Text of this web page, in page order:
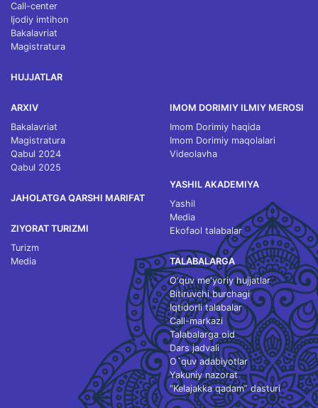
Call-center
Ijodiy imtihon
Bakalavriat
Magistratura
HUJJATLAR
ARXIV
Bakalavriat
Magistratura
Qabul 2024
Qabul 2025
JAHOLATGA QARSHI MARIFAT
ZIYORAT TURIZMI
Turizm
Media
IMOM DORIMIY ILMIY MEROSI
Imom Dorimiy haqida
Imom Dorimiy maqolalari
Videolavha
YASHIL AKADEMIYA
Yashil
Media
Ekofaol talabalar
TALABALARGA
O‘quv me'yoriy hujjatlar
Bitiruvchi burchagi
Iqtidorli talabalar
Call-markazi
Talabalarga oid
Dars jadvali
O`quv adabiyotlar
Yakuniy nazorat
“Kelajakka qadam” dasturi